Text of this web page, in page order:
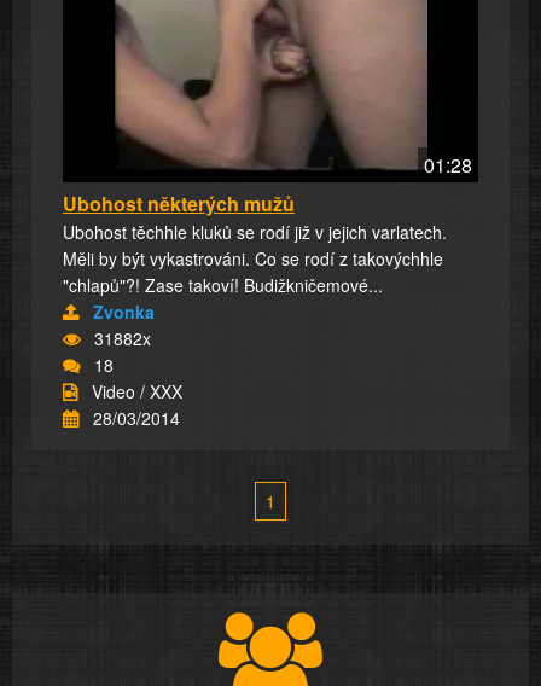
01:28
Ubohost některých mužů
Ubohost těchhle kluků se rodí již v jejich varlatech.
Měli by být vykastrováni. Co se rodí z takovýchhle
"chlapů"?! Zase takoví! Budižkničemové...
Zvonka
31882x
18
Video / XXX
28/03/2014
1